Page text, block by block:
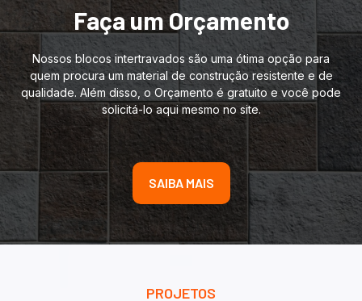
Faça um Orçamento
Nossos blocos intertravados são uma ótima opção para
quem procura um material de construção resistente e de
qualidade. Além disso, o Orçamento é gratuito e você pode
solicitá-lo aqui mesmo no site.
SAIBA MAIS
PROJETOS